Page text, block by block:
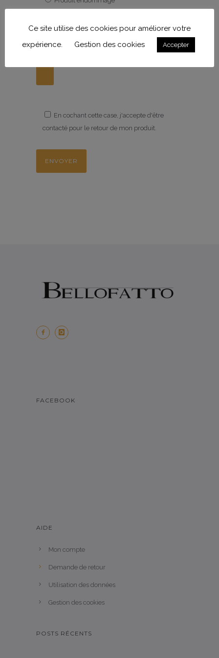
Pour les produits endommagés, veuillez joindre
une ou plusieurs photos.
En cochant cette case, j'accepte d'être
contacté pour le retour de mon produit.
FACEBOOK
AIDE
Mon compte
Demande de retour
Utilisation des données
Gestion des cookies
POSTS RÉCENTS
Ce site utilise des cookies pour améliorer votre
expérience.
Gestion des cookies Accepter